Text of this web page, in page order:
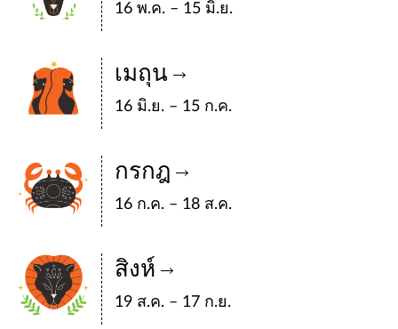
16 พ.ค. – 15 มิ.ย.
เมถุน
16 มิ.ย. – 15 ก.ค.
กรกฎ
16 ก.ค. – 18 ส.ค.
สิงห์
19 ส.ค. – 17 ก.ย.